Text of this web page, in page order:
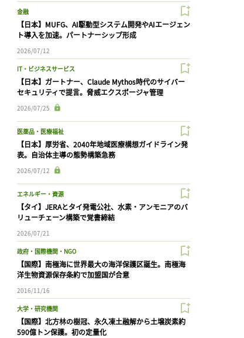
金融
【日本】MUFG、AI駆動型システム開発やAIエージェン
ト導入を加速。パートナーシップ形成
2026/07/12
IT・ビジネスサービス
【日本】ガートナー、Claude Mythos時代のサイバー
セキュリティで提言。脅威エクスポージャ管理
2026/07/25
医薬品・医療福祉
【日本】厚労省、2040年地域医療構想ガイドライン発
表。自治体主導の態勢構築急務
2026/07/12
エネルギー・資源
【タイ】JERAとタイ発電公社、水素・アンモニアのバ
リューチェーン構築で覚書締結
2026/07/21
政府・国際機関・NGO
【国際】南極海に世界最大の海洋保護区誕生。南極海
洋生物資源保存条約で加盟国が合意
2016/11/16
大学・研究機関
【国際】北方林の樹冠、永久凍土融解から土壌炭素約
590億トン保護。初の定量化